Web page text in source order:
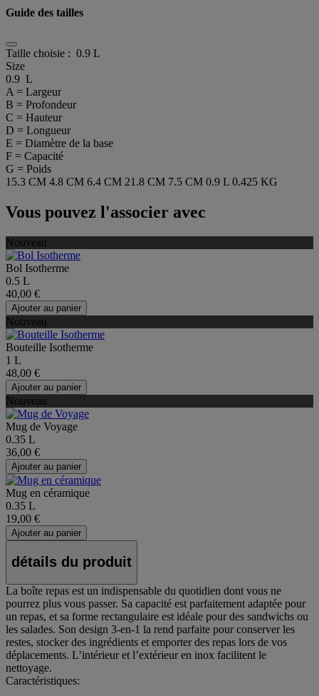
Guide des tailles
Taille choisie : 0.9 L
Size
0.9 L
A = Largeur
B = Profondeur
C = Hauteur
D = Longueur
E = Diamètre de la base
F = Capacité
G = Poids
15.3 CM 4.8 CM 6.4 CM 21.8 CM 7.5 CM 0.9 L 0.425 KG
Vous pouvez l'associer avec
Nouveau
Bol Isotherme
0.5 L
40,00 €
Ajouter au panier
Nouveau
Bouteille Isotherme
1 L
48,00 €
Ajouter au panier
Nouveau
Mug de Voyage
0.35 L
36,00 €
Ajouter au panier
Mug en céramique
0.35 L
19,00 €
Ajouter au panier
détails du produit
La boîte repas est un indispensable du quotidien dont vous ne
pourrez plus vous passer. Sa capacité est parfaitement adaptée pour
un repas, et sa forme rectangulaire est idéale pour des sandwichs ou
les salades. Son design 3-en-1 la rend parfaite pour conserver les
restes, stocker des ingrédients et emporter des repas lors de vos
déplacements. L’intérieur et l’extérieur en inox facilitent le
nettoyage.
Caractéristiques: